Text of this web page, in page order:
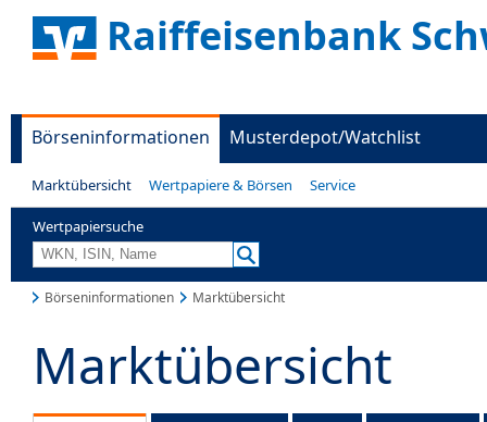
Raiffeisenbank
Börseninformationen Musterdepot/Watchlist
Marktübersicht Wertpapiere & Börsen Service
Wertpapiersuche
Börseninformationen Marktübersicht
Marktübersicht